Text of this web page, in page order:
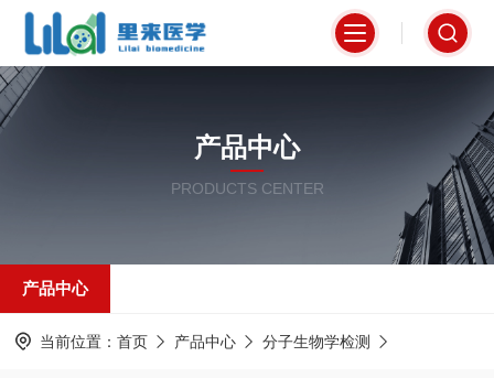
产品中心
PRODUCTS CENTER
产品中心
当前位置： 首页 产品中心 分子生物学检测